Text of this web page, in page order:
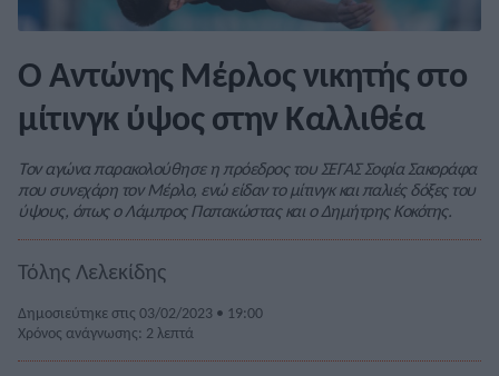
Ο Αντώνης Μέρλος νικητής στο
μίτινγκ ύψος στην Καλλιθέα
Τον αγώνα παρακολούθησε η πρόεδρος του ΣΕΓΑΣ Σοφία Σακοράφα
που συνεχάρη τον Μέρλο, ενώ είδαν το μίτινγκ και παλιές δόξες του
ύψους, όπως ο Λάμπρος Παπακώστας και ο Δημήτρης Κοκότης.
Τόλης Λελεκίδης
Δημοσιεύτηκε στις 03/02/2023 • 19:00
Χρόνος ανάγνωσης: 2 λεπτά